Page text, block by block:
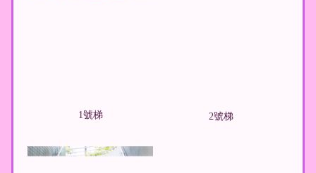
1號梯 2號梯